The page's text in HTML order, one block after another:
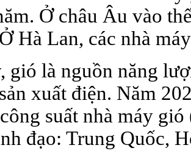
Ở châu Âu vào
Hà Lan, các nhà
gió là nguồn năng
xuất điện. Năm
suất nhà máy
đạo: Trung Quốc,